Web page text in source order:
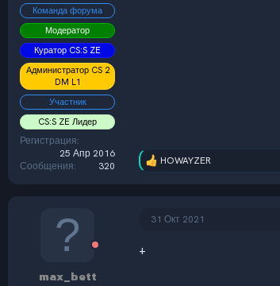
Команда форума
Модератор
Куратор CS:S ZE
Администратор CS 2
DM L1
Участник
CS:S ZE Лидер
Регистрация
25 Апр 2016
Сообщения
320
Р
:
HOWAYZER
max_bett
31 Окт 2021
+